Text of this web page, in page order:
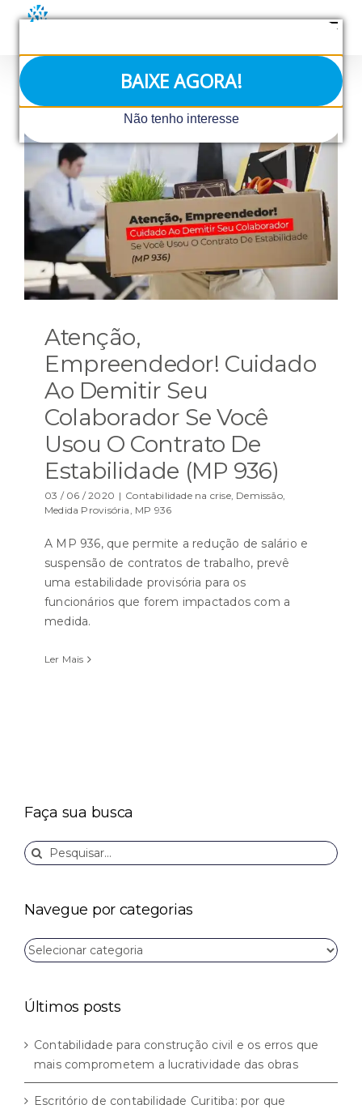
BAIXE AGORA!
Não tenho interesse
conteúdo
Atenção,
Empreendedor! Cuidado
Ao Demitir Seu
Colaborador Se Você
Usou O Contrato De
Estabilidade (MP 936)
03 / 06 / 2020 | Contabilidade na crise, Demissão,
Medida Provisória, MP 936
A MP 936, que permite a redução de salário e
suspensão de contratos de trabalho, prevê
uma estabilidade provisória para os
funcionários que forem impactados com a
medida.
Ler Mais
Faça sua busca
Buscar
resultados
Navegue por categorias
Navegue
por
Últimos posts
Contabilidade para construção civil e os erros que
mais comprometem a lucratividade das obras
Escritório de contabilidade Curitiba: por que